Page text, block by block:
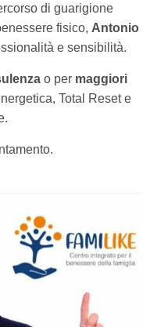
di guarigione
fisico, Antonio
e sensibilità.
o per maggiori
Total Reset e